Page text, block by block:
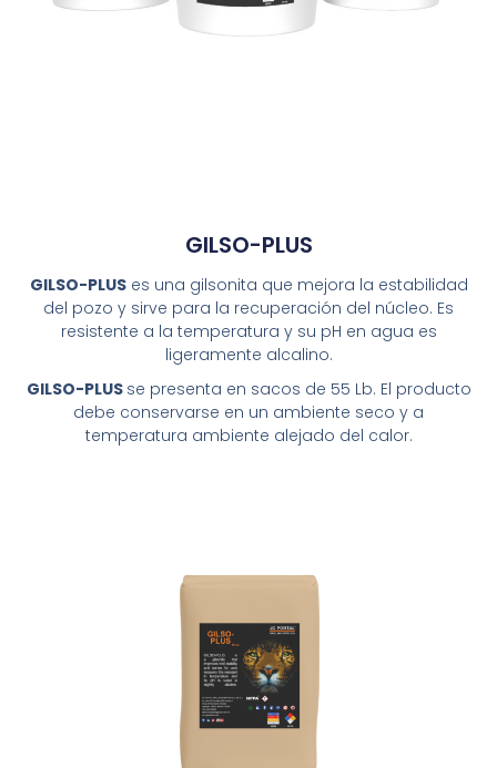
GILSO-PLUS
GILSO-PLUSes una gilsonita que mejora la estabilidad
del pozo y sirve para la recuperación del núcleo. Es
resistente a la temperatura y su pH en agua es
ligeramente alcalino.
GILSO-PLUS se presenta en sacos de 55 Lb. El producto
debe conservarse en un ambiente seco y a
temperatura ambiente alejado del calor.